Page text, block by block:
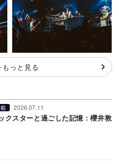
っと見る
2026.07.11
クスターと過ごした記憶：櫻井敦